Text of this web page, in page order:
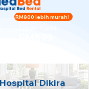
RM800 lebih murah!
Dikira